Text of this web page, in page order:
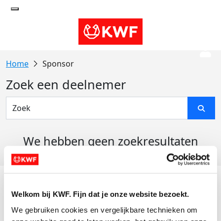
Welkom bij KWF. Fijn dat je onze website bezoekt.
We gebruiken cookies en vergelijkbare technieken om
Sponsor
Zoek een deelnemer
We hebben geen zoekresultaten
Actiematerialen
Evenementen